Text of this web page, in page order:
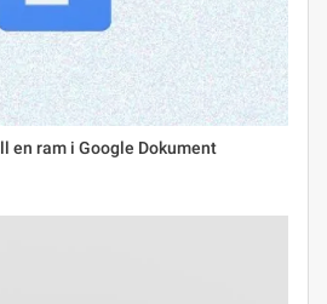
en ram i Google Dokument